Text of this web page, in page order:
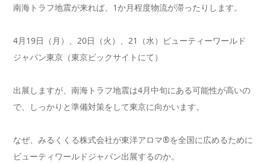
南海トラフ地震が来れば、1か月程度物流が滞ったりします。
4月19日（月）、20日（火）、21（水）ビューティーワールド
ジャパン東京（東京ビックサイトにて）
出展しますが、南海トラフ地震は4月中旬にある可能性が高いの
で、しっかりと準備対策をして東京に向かいます。
なぜ、みるくくる株式会社が東洋アロマ®を全国に広めるために
ビューティワールドジャパン出展するのか。